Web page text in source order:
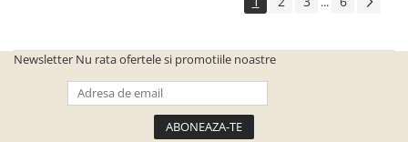
Newsletter Nu rata ofertele si promotiile noastre